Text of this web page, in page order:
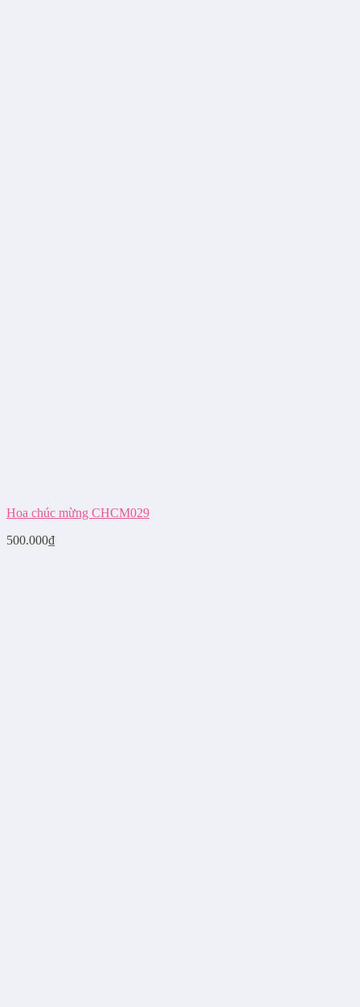
Hoa chúc mừng CHCM029
500.000₫